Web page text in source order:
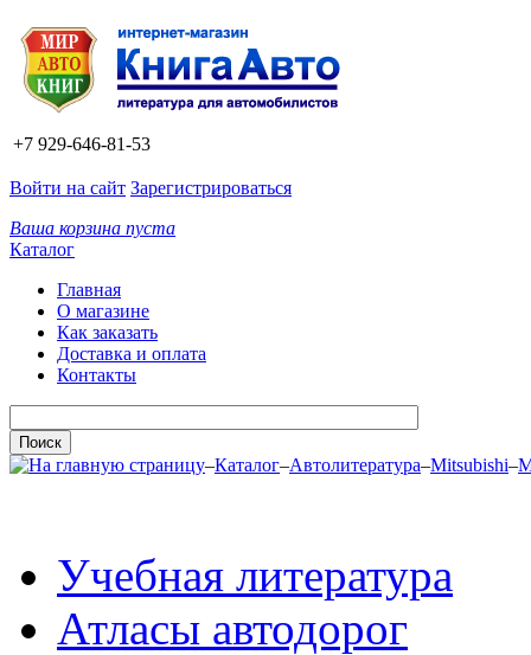
+7 929-646-81-53
Войти на сайт Зарегистрироваться
Ваша корзина пуста
Каталог
Главная
О магазине
Как заказать
Доставка и оплата
Контакты
–Каталог–Автолитература–Mitsubishi–
Учебная литература
Атласы автодорог